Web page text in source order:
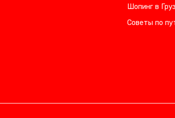
Шопинг в
Советы по